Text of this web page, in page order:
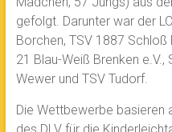
gefolgt. Darunter war der
Borchen, TSV 1887 Schloß
21 Blau-Weiß Brenken e.V.,
Wewer und TSV Tudorf.
Die Wettbewerbe